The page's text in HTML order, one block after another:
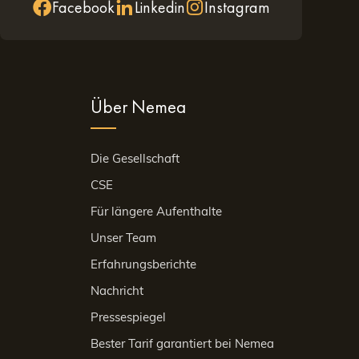
die friedliche Atmosphäre und die Artenvielfalt zu
entfernt.
verbindet Amiens, Rivery und Camon und
Quai Bélu über Vogelbeobachtungszonen bis hin
Fahrt mit dem Heißluftballon über das
Facebook Linkedin Instagram
Über Nemea
Die Gesellschaft
CSE
Für längere Aufenthalte
Unser Team
Erfahrungsberichte
Nachricht
Pressespiegel
Bester Tarif garantiert bei Nemea